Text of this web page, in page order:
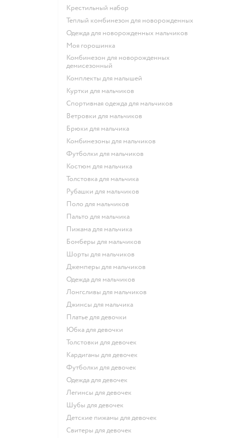
Крестильный набор
Теплый комбинезон для новорожденных
Одежда для новорожденных мальчиков
Моя горошинка
Комбинезон для новорожденных
демисезонный
Комплекты для малышей
Куртки для мальчиков
Спортивная одежда для мальчиков
Ветровки для мальчиков
Брюки для мальчика
Комбинезоны для мальчиков
Футболки для мальчиков
Костюм для мальчика
Толстовка для мальчика
Рубашки для мальчиков
Поло для мальчиков
Пальто для мальчика
Пижама для мальчика
Бомберы для мальчиков
Шорты для мальчиков
Джемперы для мальчиков
Одежда для мальчиков
Лонгсливы для мальчиков
Джинсы для мальчика
Платье для девочки
Юбка для девочки
Толстовки для девочек
Кардиганы для девочек
Футболки для девочек
Одежда для девочек
Легинсы для девочек
Шубы для девочек
Детские пижамы для девочек
Свитеры для девочек